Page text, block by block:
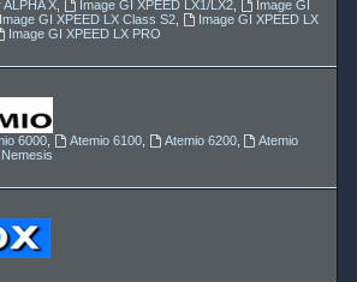
X
Image GI XPEED LX1/LX2,
Image GI
Image GI XPEED LX Class S2,
Image GI XPEED LX
Image GI XPEED LX PRO
6000, Atemio 6100, Atemio 6200,
Atemio